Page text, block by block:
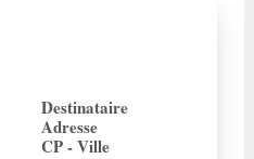
Destinataire
Adresse
CP - Ville